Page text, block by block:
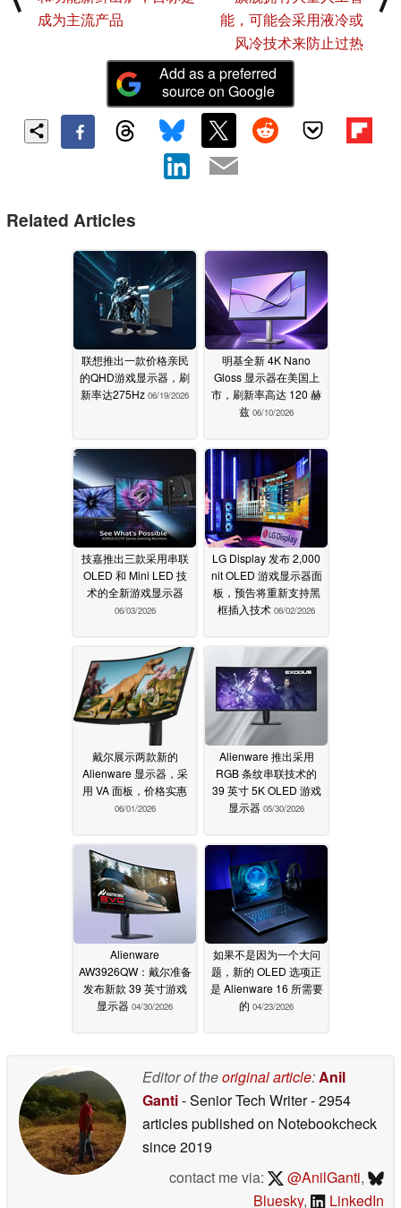
成为主流产品
能，可能会采用液冷或
风冷技术来防止过热
Add as a preferred
source on Google
Related Articles
联想推出一款价格亲民
的QHD游戏显示器，刷
新率达275Hz 06/19/2026
明基全新 4K Nano
Gloss 显示器在美国上
市，刷新率高达 120 赫
兹 06/10/2026
技嘉推出三款采用串联
OLED 和 Mini LED 技
术的全新游戏显示器
06/03/2026
LG Display 发布 2,000
nit OLED 游戏显示器面
板，预告将重新支持黑
框插入技术 06/02/2026
戴尔展示两款新的
Alienware 显示器，采
用 VA 面板，价格实惠
06/01/2026
Alienware 推出采用
RGB 条纹串联技术的
39 英寸 5K OLED 游戏
显示器 05/30/2026
Alienware
AW3926QW：戴尔准备
发布新款 39 英寸游戏
显示器 04/30/2026
如果不是因为一个大问
题，新的 OLED 选项正
是 Alienware 16 所需要
的 04/23/2026
Editor of theoriginal article:Anil
Ganti- Senior Tech Writer- 2954
articles published on Notebookcheck
since 2019
contact me via:
@AnilGanti,
Bluesky, LinkedIn